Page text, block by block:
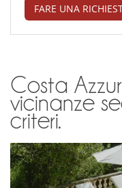
FARE UNA
Costa
vicinanze
criteri.